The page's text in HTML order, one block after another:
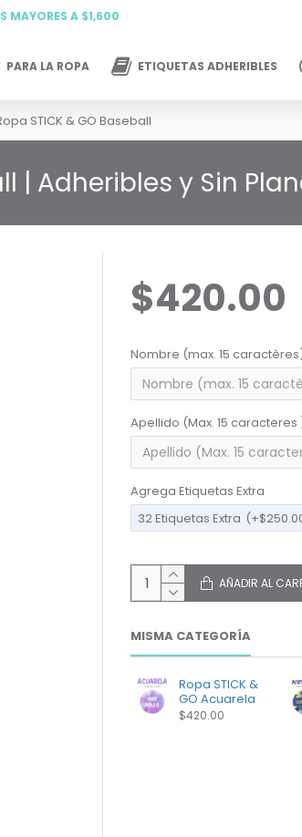
MAYORES A $1,600
PARA LA ROPA ETIQUETAS ADHERIBLES
STICK & GO Baseball
| Adheribles y Sin
$420.00
Nombre (max. 15
Apellido (Max. 15 caracteres
Agrega Etiquetas Extra
32 Etiquetas Extra
AÑADIR AL
MISMA CATEGORÍA
Ropa STICK &
GO Acuarela
$420.00